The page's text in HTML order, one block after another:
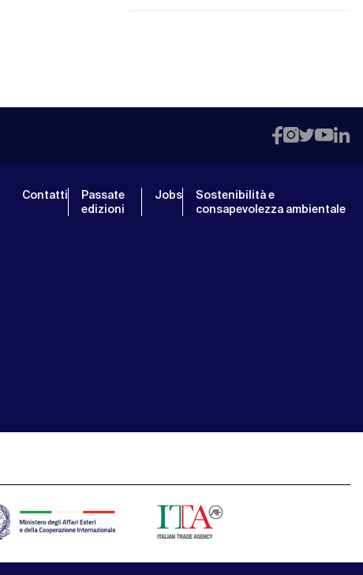
Contatti
Passate
edizioni
Jobs
Sostenibilità e
consapevolezza ambientale